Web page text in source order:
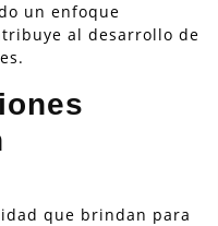
un enfoque
al desarrollo de
que brindan para